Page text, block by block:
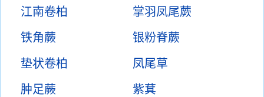
江南卷柏
掌羽凤尾蕨
铁角蕨
银粉脊蕨
垫状卷柏
凤尾草
肿足蕨
紫萁